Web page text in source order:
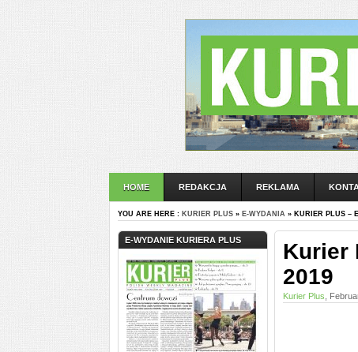
HOME REDAKCJA REKLAMA
YOU ARE HERE : KURIER PLUS » E-WYDANIA » KURIER PLUS –
E-WYDANIE KURIERA PLUS
Kurier
2019
Kurier Plus ,